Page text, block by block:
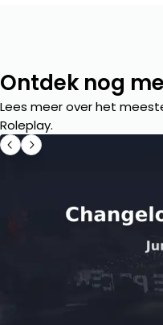
Ontdek nog
Lees meer over het
Roleplay.